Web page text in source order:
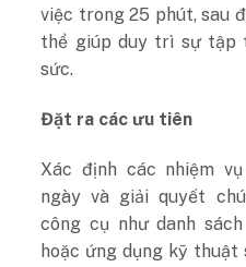
việc trong 25 phút, sau
thể giúp duy trì sự tập
sức.
Đặt ra các ưu tiên
Xác định các nhiệm
ngày và giải quyết
công cụ như danh
hoặc ứng dụng kỹ thuật